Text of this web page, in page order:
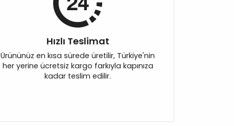
Hızlı Teslimat
Ürününüz en kısa sürede üretilir, Türkiye'nin
her yerine ücretsiz kargo farkıyla kapınıza
kadar teslim edilir.